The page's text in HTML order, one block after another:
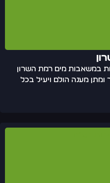
במשאבות מים רמת השרון
מענה הולם ויעיל בכל